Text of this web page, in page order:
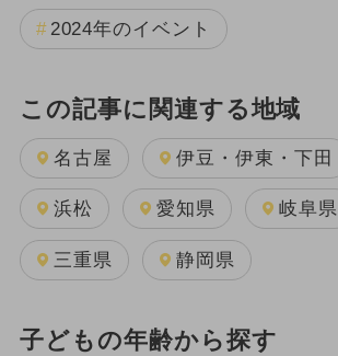
2024年のイベント
この記事に関連する地域
名古屋 伊豆・伊東・下田
浜松 愛知県 岐阜県
三重県 静岡県
子どもの年齢から探す